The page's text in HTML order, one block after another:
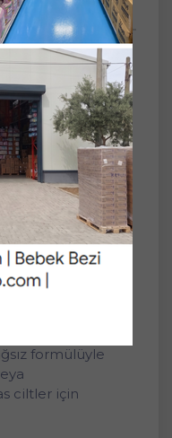
Yüz Temizleme
içermez
için uygundur
Yüz Temizleme
zengin
özelliği ile
Clear Yüz
tıkayan kiri,
çıkarır. Cildi
formülüyle
ciltler için